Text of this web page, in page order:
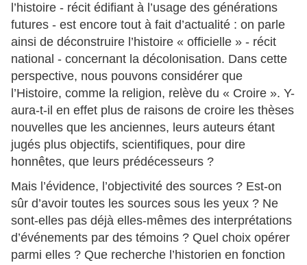
l’histoire - récit édifiant à l’usage des générations
futures - est encore tout à fait d’actualité : on parle
ainsi de déconstruire l’histoire « officielle » - récit
national - concernant la décolonisation. Dans cette
perspective, nous pouvons considérer que
l’Histoire, comme la religion, relève du « Croire ». Y-
aura-t-il en effet plus de raisons de croire les thèses
nouvelles que les anciennes, leurs auteurs étant
jugés plus objectifs, scientifiques, pour dire
honnêtes, que leurs prédécesseurs ?
Mais l’évidence, l’objectivité des sources ? Est-on
sûr d’avoir toutes les sources sous les yeux ? Ne
sont-elles pas déjà elles-mêmes des interprétations
d’événements par des témoins ? Quel choix opérer
parmi elles ? Que recherche l’historien en fonction